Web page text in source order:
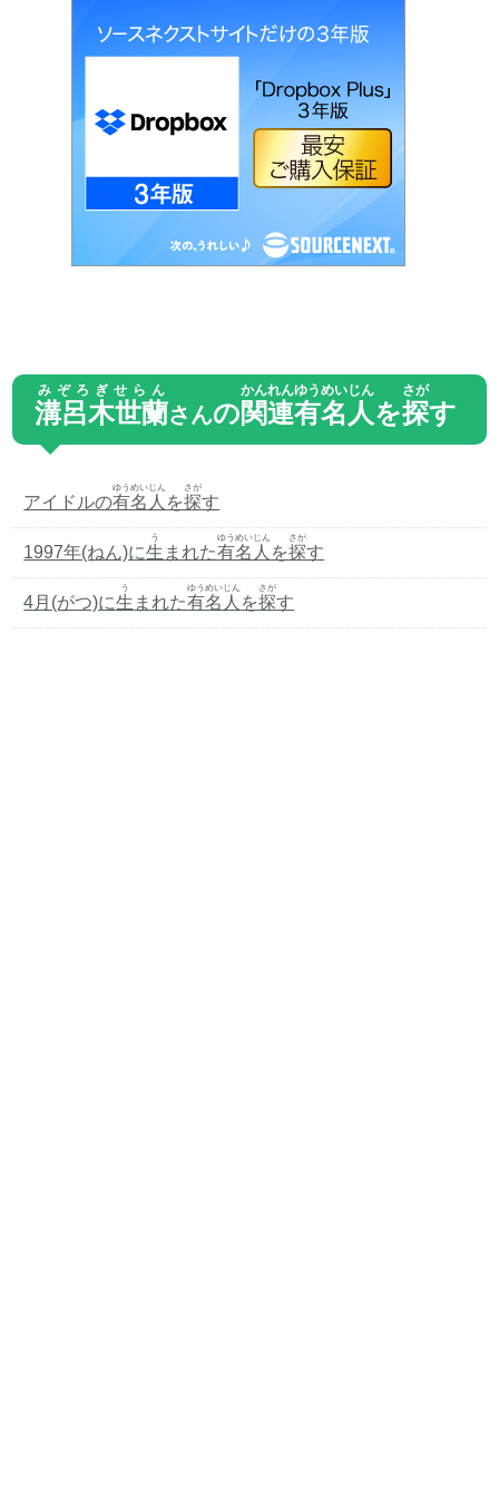
溝呂木世蘭
みぞろぎせらん
さんの関連
かんれん
有名人
ゆうめいじん
を探
さが
す
アイドルの有名人
ゆうめいじん
を探
さが
す
1997年(ねん)に生
う
まれた有名人
ゆうめいじん
を探
さが
す
4月(がつ)に生
う
まれた有名人
ゆうめいじん
を探
さが
す